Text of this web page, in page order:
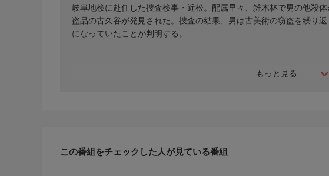
もっと見る
岐阜地検に赴任した捜査検事・近松。配属早々、雑木林で男の他殺
盗品の古久谷が発見された。捜査の結果、男は古美術の窃盗を繰り
になっていたことが判明する。
この番組をチェックした人が見ている番組